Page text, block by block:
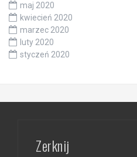
maj 2020
kwiecień 2020
marzec 2020
luty 2020
styczeń 2020
Zerknij